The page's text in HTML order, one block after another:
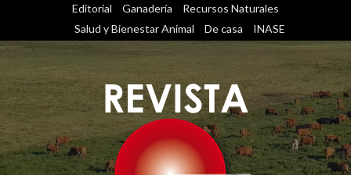
contenido
Editorial Ganadería
Recursos Naturales
Salud y Bienestar Animal
De casa INASE